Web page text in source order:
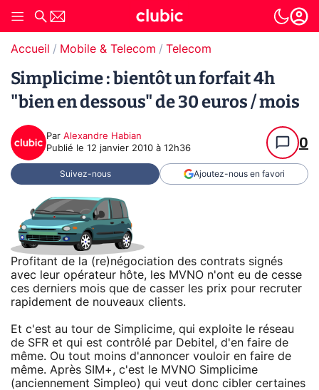
Accueil Mobile & Telecom Telecom
Simplicime : bientôt un forfait 4h
"bien en dessous" de 30 euros / mois
Par Alexandre Habian
Publié le 12 janvier 2010 à 12h36 0
Suivez-nous Ajoutez-nous en favori
Profitant de la (re)négociation des contrats signés
avec leur opérateur hôte, les MVNO n'ont eu de cesse
ces derniers mois que de casser les prix pour recruter
rapidement de nouveaux clients.
Et c'est au tour de Simplicime, qui exploite le réseau
de SFR et qui est contrôlé par Debitel, d'en faire de
même. Ou tout moins d'annoncer vouloir en faire de
même. Après SIM+, c'est le MVNO Simplicime
(anciennement Simpleo) qui veut donc cibler certaines